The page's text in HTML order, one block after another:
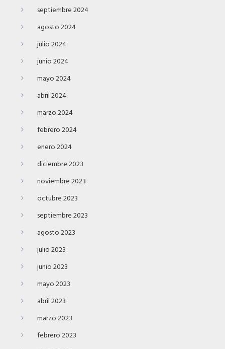
septiembre 2024
agosto 2024
julio 2024
junio 2024
mayo 2024
abril 2024
marzo 2024
febrero 2024
enero 2024
diciembre 2023
noviembre 2023
octubre 2023
septiembre 2023
agosto 2023
julio 2023
junio 2023
mayo 2023
abril 2023
marzo 2023
febrero 2023